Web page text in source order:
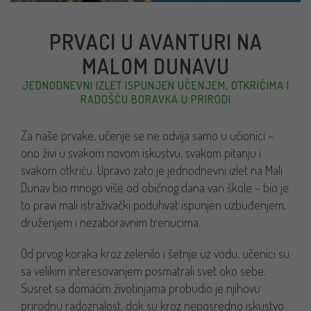
PRVACI U AVANTURI NA
MALOM DUNAVU
JEDNODNEVNI IZLET ISPUNJEN UČENJEM, OTKRIĆIMA I
RADOŠĆU BORAVKA U PRIRODI
Za naše prvake, učenje se ne odvija samo u učionici –
ono živi u svakom novom iskustvu, svakom pitanju i
svakom otkriću. Upravo zato je jednodnevni izlet na Mali
Dunav bio mnogo više od običnog dana van škole – bio je
to pravi mali istraživački poduhvat ispunjen uzbuđenjem,
druženjem i nezaboravnim trenucima.
Od prvog koraka kroz zelenilo i šetnje uz vodu, učenici su
sa velikim interesovanjem posmatrali svet oko sebe.
Susret sa domaćim životinjama probudio je njihovu
prirodnu radoznalost, dok su kroz neposredno iskustvo